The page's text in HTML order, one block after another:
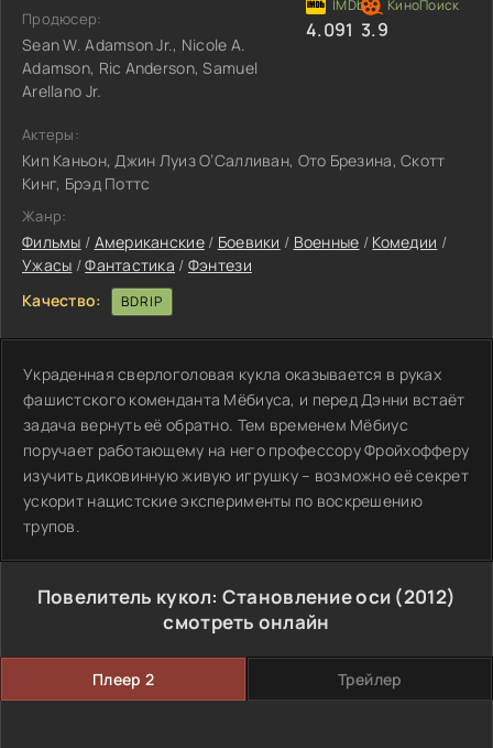
Продюсер:
Sean W. Adamson Jr., Nicole A.
Adamson, Ric Anderson, Samuel
Arellano Jr.
4.091 3.9
Актеры:
Кип Каньон, Джин Луиз О’Салливан, Ото Брезина, Скотт
Кинг, Брэд Поттс
Жанр:
Фильмы / Американские/ Боевики / Военные / Комедии /
Ужасы /Фантастика / Фэнтези
Качество:
BDRIP
Украденная сверлоголовая кукла оказывается в руках
фашистского коменданта Мёбиуса, и перед Дэнни встаёт
задача вернуть её обратно. Тем временем Мёбиус
поручает работающему на него профессору Фройхофферу
изучить диковинную живую игрушку – возможно её секрет
ускорит нацистские эксперименты по воскрешению
трупов.
Повелитель кукол: Становление оси (2012)
смотреть онлайн
Плеер 2 Трейлер